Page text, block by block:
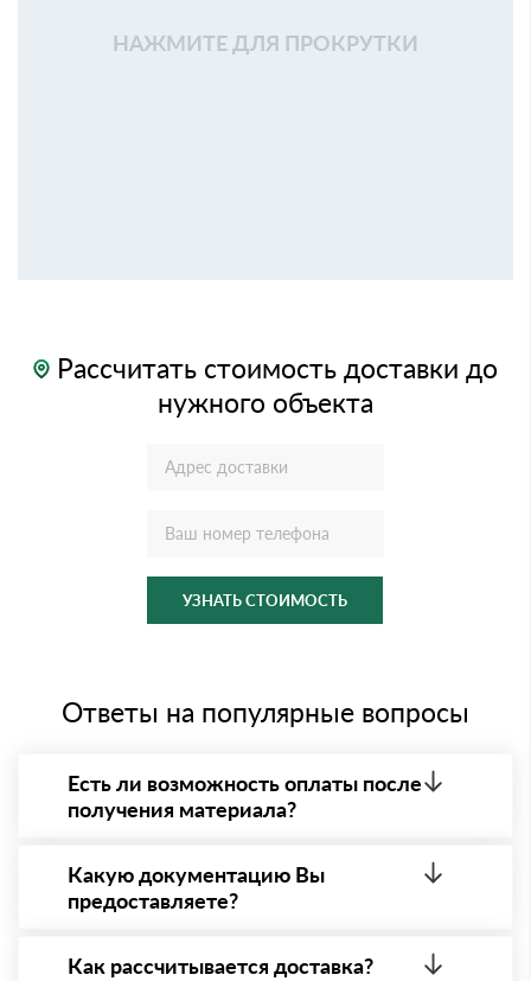
НАЖМИТЕ ДЛЯ ПРОКРУТКИ
Рассчитать стоимость доставки до
нужного объекта
УЗНАТЬ СТОИМОСТЬ
Ответы на популярные вопросы
Есть ли возможность оплаты после
получения материала?
- оплата по факту получения товара. При этом,
если доставленный товар был ненадлежащего
качества, то Вы вправе от него отказаться.
Какую документацию Вы
предоставляете?
все сертификаты и паспорта качества, а также
Как рассчитывается доставка?